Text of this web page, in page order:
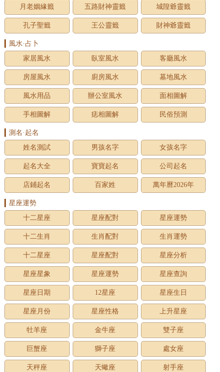
月老姻緣籤 五路財神靈籤 城隍爺靈籤
孔子聖籤 王公靈籤 財神爺靈籤
風水·占卜
家居風水
臥室風水 客廳風水
房屋風水 廚房風水 墓地風水
風水用品 辦公室風水 面相圖解
手相圖解 痣相圖解 民俗預測
測名·起名
姓名測試
男孩名字 女孩名字
起名大全 寶寶起名 公司起名
店鋪起名 百家姓 萬年曆2026年
星座運勢
十二星座
星座配對 星座運勢
十二生肖 生肖配對 生肖運勢
十二星座 星座配對 星座分析
星座星象 星座運勢 星座查詢
星座日期 12星座 星座生日
星座月份 星座性格 上升星座
牡羊座 金牛座 雙子座
巨蟹座 獅子座 處女座
天秤座 天蠍座 射手座